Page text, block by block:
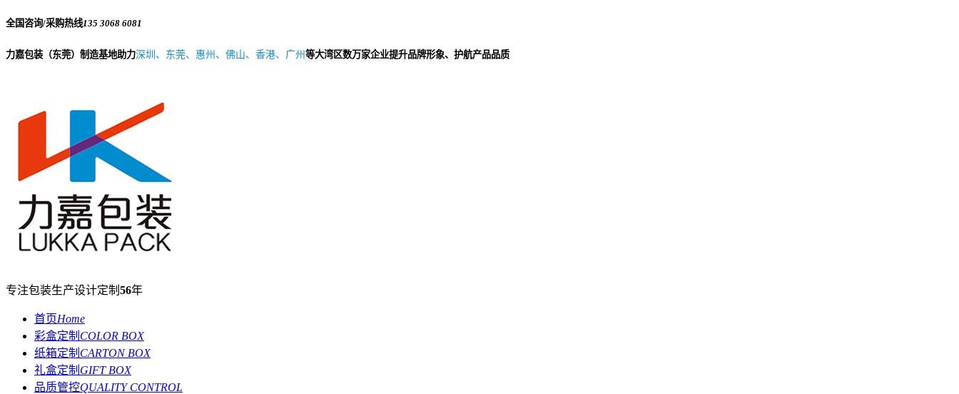
全国咨询/采购热线135 3068 6081
力嘉包装（东莞）制造基地助力深圳、东莞、惠州、佛山、香港、广州 等大湾区数万家企业提升品牌形象、护航产品品质
专注包装生产设计定制 56年
首页Home
彩盒定制 COLOR BOX
纸箱定制 CARTON BOX
礼盒定制 GIFT BOX
品质管控QUALITY CONTROL